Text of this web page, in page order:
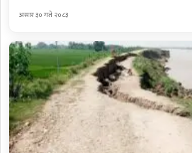
असार ३० गते २०८३